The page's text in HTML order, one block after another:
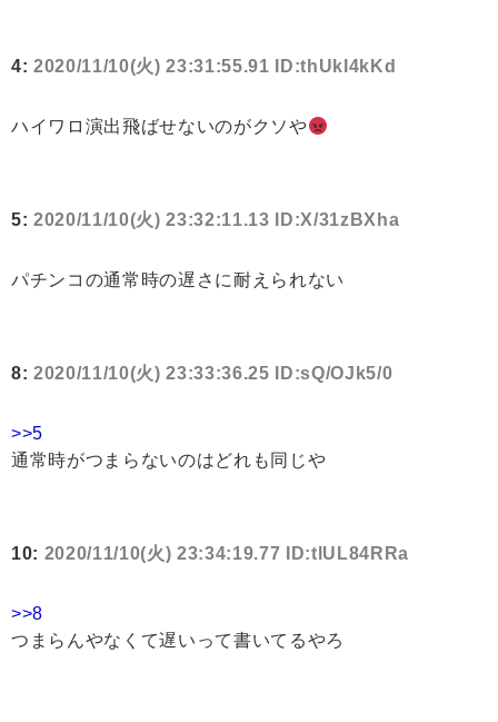
4: 2020/11/10(火) 23:31:55.91 ID:thUkI4kKd
ハイワロ演出飛ばせないのがクソや
5: 2020/11/10(火) 23:32:11.13 ID:X/31zBXha
パチンコの通常時の遅さに耐えられない
8: 2020/11/10(火) 23:33:36.25 ID:sQ/OJk5/0
>>5
通常時がつまらないのはどれも同じや
10: 2020/11/10(火) 23:34:19.77 ID:tlUL84RRa
>>8
つまらんやなくて遅いって書いてるやろ